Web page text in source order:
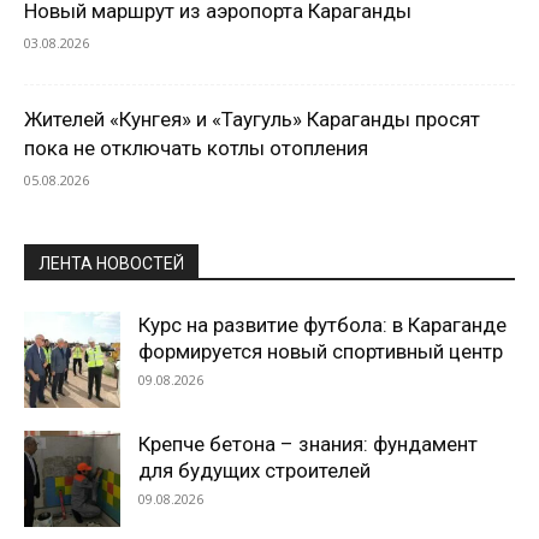
Новый маршрут из аэропорта Караганды
03.08.2026
Жителей «Кунгея» и «Таугуль» Караганды просят
пока не отключать котлы отопления
05.08.2026
ЛЕНТА НОВОСТЕЙ
Курс на развитие футбола: в Караганде
формируется новый спортивный центр
09.08.2026
Крепче бетона – знания: фундамент
для будущих строителей
09.08.2026